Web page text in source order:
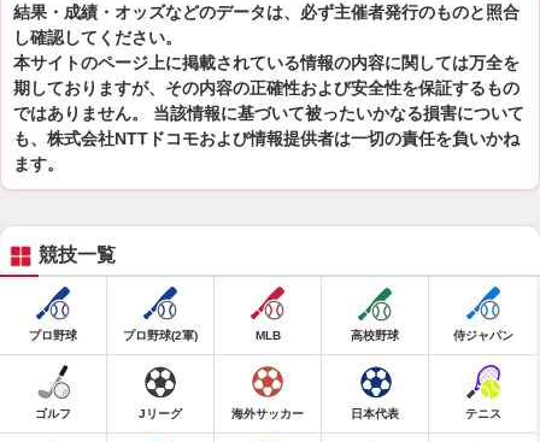
結果・成績・オッズなどのデータは、必ず主催者発行のものと照合
し確認してください。
本サイトのページ上に掲載されている情報の内容に関しては万全を
期しておりますが、その内容の正確性および安全性を保証するもの
ではありません。 当該情報に基づいて被ったいかなる損害について
も、株式会社NTTドコモおよび情報提供者は一切の責任を負いかね
ます。
競技一覧
プロ野球 プロ野球(2軍) MLB 高校野球 侍ジャパン
ゴルフ Jリーグ 海外サッカー 日本代表 テニス